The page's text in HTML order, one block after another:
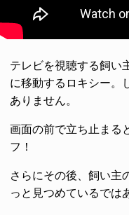
テレビを視聴する飼い
に移動するロキシー。
ありません。
画面の前で立ち止まる
フ！
さらにその後、飼い主
っと見つめているでは